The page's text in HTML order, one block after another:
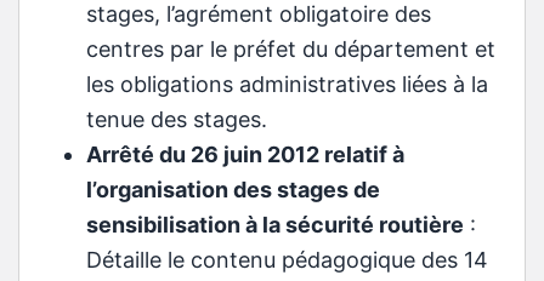
stages, l’agrément obligatoire des
centres par le préfet du département et
les obligations administratives liées à la
tenue des stages.
Arrêté du 26 juin 2012 relatif à
l’organisation des stages de
sensibilisation à la sécurité routière :
Détaille le contenu pédagogique des 14